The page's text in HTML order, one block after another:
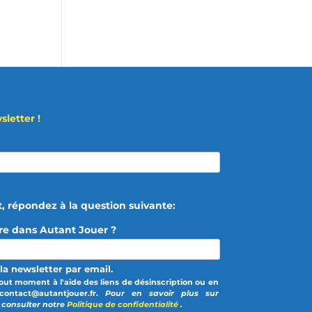
!
répondez à la question suivante:
dans Autant Jouer ?
newsletter par email.
moment à l'aide des liens de désinscription ou en
Pour en savoir plus sur
notre Politique de confidentialité .